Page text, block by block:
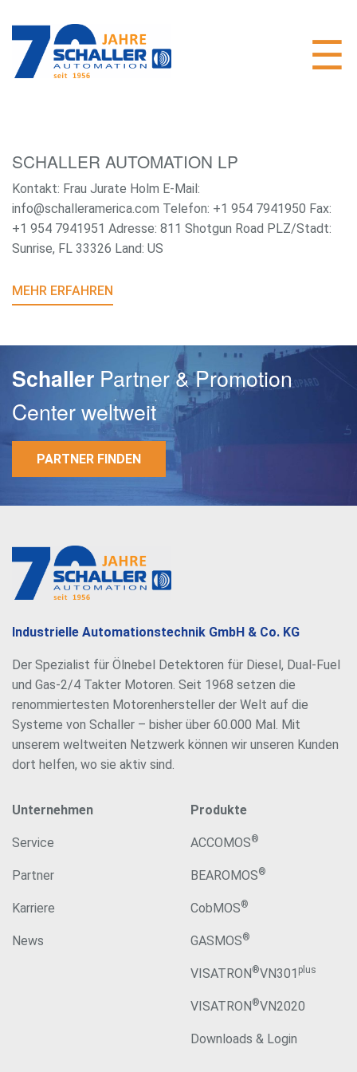
SCHALLER AUTOMATION LP
Kontakt: Frau Jurate Holm E-Mail:
info@schalleramerica.com Telefon: +1 954 7941950 Fax:
+1 954 7941951 Adresse: 811 Shotgun Road PLZ/Stadt:
Sunrise, FL 33326 Land: US
MEHR ERFAHREN
Schaller Partner & Promotion
Center weltweit
PARTNER FINDEN
Industrielle Automationstechnik GmbH & Co. KG
Der Spezialist für Ölnebel Detektoren für Diesel, Dual-Fuel
und Gas-2/4 Takter Motoren. Seit 1968 setzen die
renommiertesten Motorenhersteller der Welt auf die
Systeme von Schaller – bisher über 60.000 Mal. Mit
unserem weltweiten Netzwerk können wir unseren Kunden
dort helfen, wo sie aktiv sind.
Unternehmen
Service
Partner
Karriere
News
Produkte
ACCOMOS®
BEAROMOS®
CobMOS®
GASMOS®
VISATRON®VN301 plus
VISATRON®VN2020
Downloads & Login